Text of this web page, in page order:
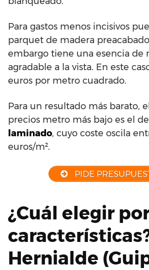
Para gastos menos incisivos
parquet de madera
embargo tiene una esencia de
agradable a la vista. En este
euros por metro cuadrado.
Para un resultado más barato,
precios metro más bajo es el
laminado, cuyo coste oscila
euros/m².
PIDE
¿Cuál elegir
Hernialde